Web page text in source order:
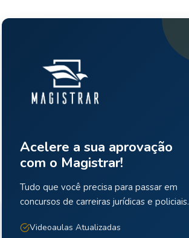
Acelere a sua aprovação
com o Magistrar!
Tudo que você precisa para passar em
concursos de carreiras jurídicas e policiais.
Videoaulas Atualizadas